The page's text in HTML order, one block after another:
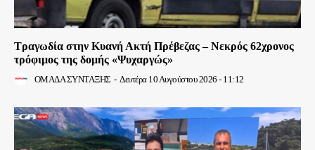
Τραγωδία στην Κυανή Ακτή Πρέβεζας – Νεκρός 62χρονος
τρόφιμος της δομής «Ψυχαργώς»
ΟΜΑΔΑ ΣΥΝΤΑΞΗΣ - Δευτέρα 10 Αυγούστου 2026 - 11:12